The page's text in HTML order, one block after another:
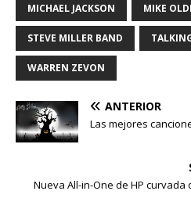
MICHAEL JACKSON MIKE
STEVE MILLER BAND
WARREN ZEVON
ANTERIOR
Las mejores
Nueva All-in-One de HP curvada